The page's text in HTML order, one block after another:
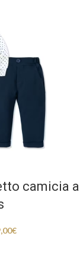
camicia a
€